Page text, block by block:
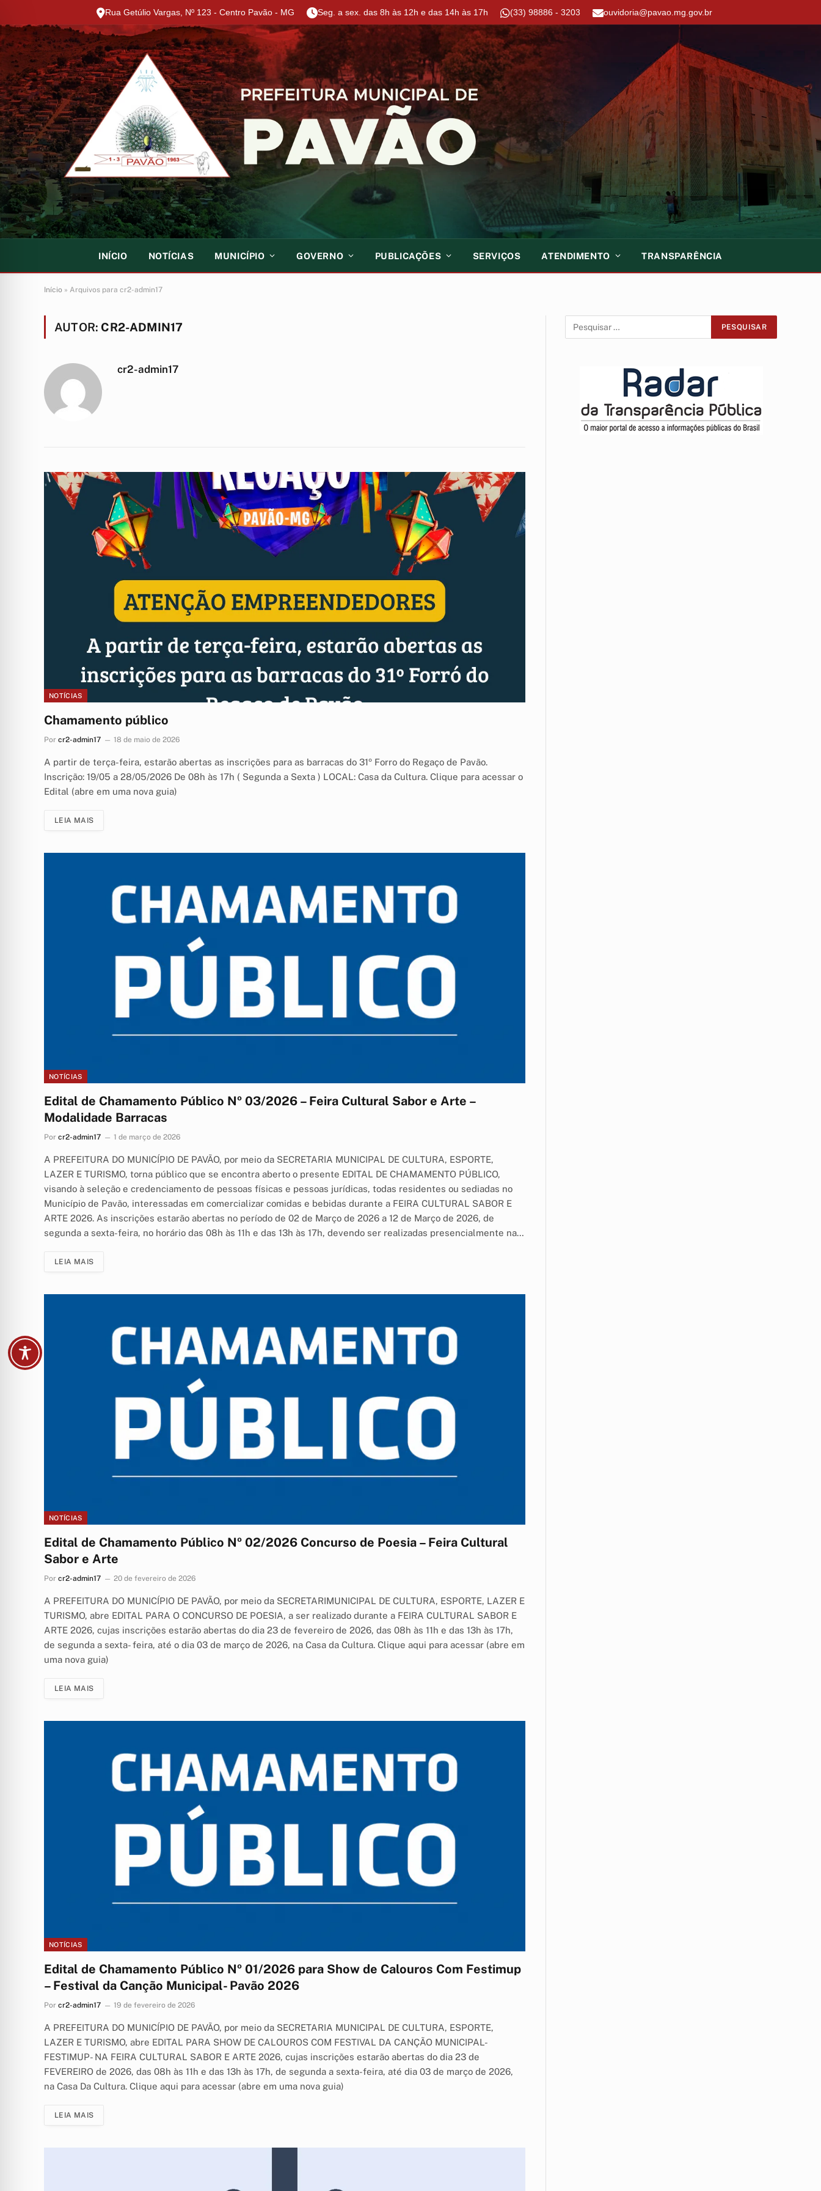
Rua Getúlio Vargas, Nº 123 - Centro Pavão - MG Seg. a sex. das 8h às 12h e das 14h às 17h (33) 98886 - 3203 ouvidoria@pavao.mg.gov.br
INÍCIO NOTÍCIAS MUNICÍPIO GOVERNO PUBLICAÇÕES SERVIÇOS ATENDIMENTO TRANSPARÊNCIA
Início » Arquivos para cr2-admin17
AUTOR: CR2-ADMIN17
cr2-admin17
NOTÍCIAS
Chamamento público
Por cr2-admin17 18 de maio de 2026
A partir de terça-feira, estarão abertas as inscrições para as barracas do 31º Forro do Regaço de Pavão.
Inscrição: 19/05 a 28/05/2026 De 08h às 17h ( Segunda a Sexta ) LOCAL: Casa da Cultura. Clique para acessar o
Edital (abre em uma nova guia)
LEIA MAIS
NOTÍCIAS
Edital de Chamamento Público Nº 03/2026 – Feira Cultural Sabor e Arte –
Modalidade Barracas
Por cr2-admin17 1 de março de 2026
A PREFEITURA DO MUNICÍPIO DE PAVÃO, por meio da SECRETARIA MUNICIPAL DE CULTURA, ESPORTE,
LAZER E TURISMO, torna público que se encontra aberto o presente EDITAL DE CHAMAMENTO PÚBLICO,
visando à seleção e credenciamento de pessoas físicas e pessoas jurídicas, todas residentes ou sediadas no
Município de Pavão, interessadas em comercializar comidas e bebidas durante a FEIRA CULTURAL SABOR E
ARTE 2026. As inscrições estarão abertas no período de 02 de Março de 2026 a 12 de Março de 2026, de
segunda a sexta-feira, no horário das 08h às 11h e das 13h às 17h, devendo ser realizadas presencialmente na…
LEIA MAIS
NOTÍCIAS
Edital de Chamamento Público Nº 02/2026 Concurso de Poesia – Feira Cultural
Sabor e Arte
Por cr2-admin17 20 de fevereiro de 2026
A PREFEITURA DO MUNICÍPIO DE PAVÃO, por meio da SECRETARIMUNICIPAL DE CULTURA, ESPORTE, LAZER E
TURISMO, abre EDITAL PARA O CONCURSO DE POESIA, a ser realizado durante a FEIRA CULTURAL SABOR E
ARTE 2026, cujas inscrições estarão abertas do dia 23 de fevereiro de 2026, das 08h às 11h e das 13h às 17h,
de segunda a sexta- feira, até o dia 03 de março de 2026, na Casa da Cultura. Clique aqui para acessar (abre em
uma nova guia)
LEIA MAIS
NOTÍCIAS
Edital de Chamamento Público Nº 01/2026 para Show de Calouros Com Festimup
– Festival da Canção Municipal- Pavão 2026
Por cr2-admin17 19 de fevereiro de 2026
A PREFEITURA DO MUNICÍPIO DE PAVÃO, por meio da SECRETARIA MUNICIPAL DE CULTURA, ESPORTE,
LAZER E TURISMO, abre EDITAL PARA SHOW DE CALOUROS COM FESTIVAL DA CANÇÃO MUNICIPAL-
FESTIMUP- NA FEIRA CULTURAL SABOR E ARTE 2026, cujas inscrições estarão abertas do dia 23 de
FEVEREIRO de 2026, das 08h às 11h e das 13h às 17h, de segunda a sexta-feira, até dia 03 de março de 2026,
na Casa Da Cultura. Clique aqui para acessar (abre em uma nova guia)
LEIA MAIS